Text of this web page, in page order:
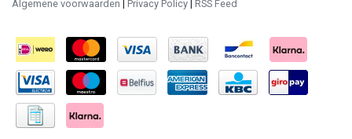
Algemene voorwaarden | Privacy Policy | RSS Feed